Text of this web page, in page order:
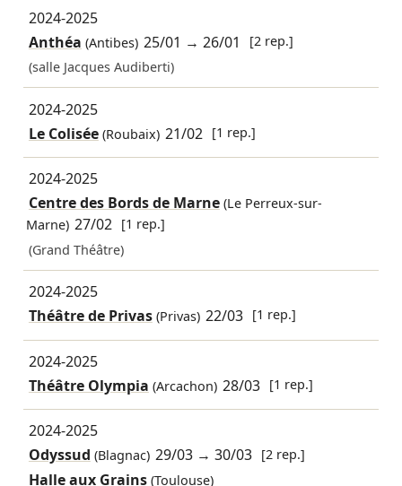
2024-2025
Anthéa (Antibes) 25/01 →26/01
[2 rep.]
(salle Jacques Audiberti)
2024-2025
Le Colisée(Roubaix) 21/02 [1 rep.]
2024-2025
Centre des Bords de Marne(Le Perreux-sur-
Marne) 27/02 [1 rep.]
(Grand Théâtre)
2024-2025
Théâtre de Privas(Privas) 22/03 [1 rep.]
2024-2025
Théâtre Olympia (Arcachon) 28/03 [1 rep.]
2024-2025
Odyssud (Blagnac) 29/03 →30/03 [2 rep.]
Halle aux Grains (Toulouse)